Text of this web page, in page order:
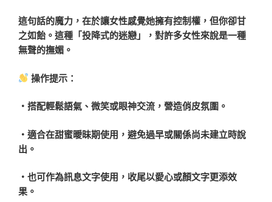
這句話的魔力，在於讓女性感覺她擁有控制權，但你卻甘
之如飴。這種「投降式的迷戀」，對許多女性來說是一種
無聲的撫媚。
操作提示：
・搭配輕鬆語氣、微笑或眼神交流，營造俏皮氛圍。
・適合在甜蜜曖昧期使用，避免過早或關係尚未建立時說
出。
・也可作為訊息文字使用，收尾以愛心或顏文字更添效
果。